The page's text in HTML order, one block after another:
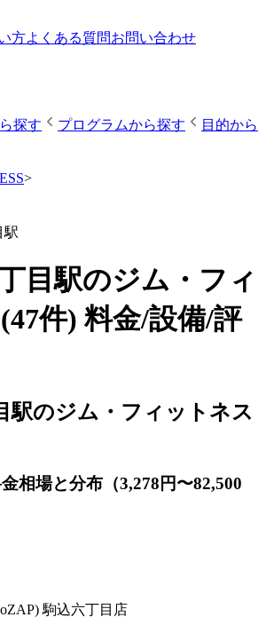
方よくある質問お問い合わせ
探す プログラムから探す
目的から
>
駅
目駅のジム・フィ
件) 料金/設備/評
駅のジム・フィットネス
相場と分布（3,278円〜82,500
駒込六丁目店